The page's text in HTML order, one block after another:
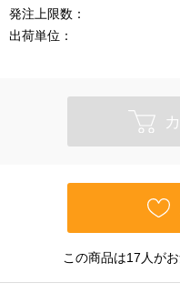
発注上限数：
出荷単位：
この商品は17人が